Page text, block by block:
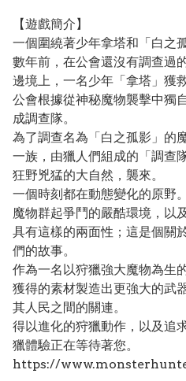
【遊戲簡介】
一個圍繞著少年拿塔和「白之
數年前，在公會還沒有調查過
邊境上，一名少年「拿塔」獲救
公會根據從神秘魔物襲擊中獨
成調查隊。
為了調查名為「白之孤影」的
一族，由獵人們組成的「調查
狂野兇猛的大自然，襲來。
一個時刻都在動態變化的原野。
魔物群起爭鬥的嚴酷環境，以
具有這樣的兩面性；這是個關
們的故事。
作為一名以狩獵強大魔物為生
獲得的素材製造出更強大的武
其人民之間的關連。
得以進化的狩獵動作，以及追
獵體驗正在等待著您。
https://